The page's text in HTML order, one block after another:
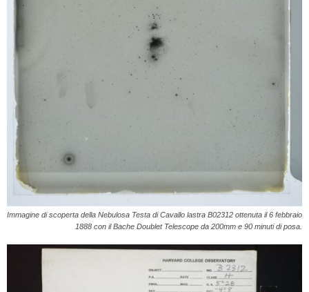
Immagine di scoperta della Nebulosa Testa di Cavallo lastra B02312 ottenuta il 6 febbraio
1888 con il Bache Doublet Telescope da 200mm e 90 minuti di posa.